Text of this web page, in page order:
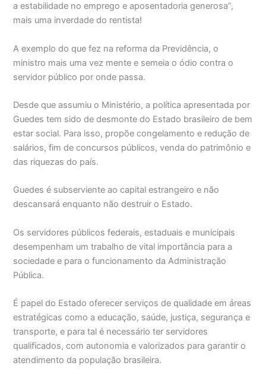
a estabilidade no emprego e aposentadoria generosa”,
mais uma inverdade do rentista!
A exemplo do que fez na reforma da Previdência, o
ministro mais uma vez mente e semeia o ódio contra o
servidor público por onde passa.
Desde que assumiu o Ministério, a política apresentada por
Guedes tem sido de desmonte do Estado brasileiro de bem
estar social. Para isso, propõe congelamento e redução de
salários, fim de concursos públicos, venda do patrimônio e
das riquezas do país.
Guedes é subserviente ao capital estrangeiro e não
descansará enquanto não destruir o Estado.
Os servidores públicos federais, estaduais e municipais
desempenham um trabalho de vital importância para a
sociedade e para o funcionamento da Administração
Pública.
É papel do Estado oferecer serviços de qualidade em áreas
estratégicas como a educação, saúde, justiça, segurança e
transporte, e para tal é necessário ter servidores
qualificados, com autonomia e valorizados para garantir o
atendimento da população brasileira.